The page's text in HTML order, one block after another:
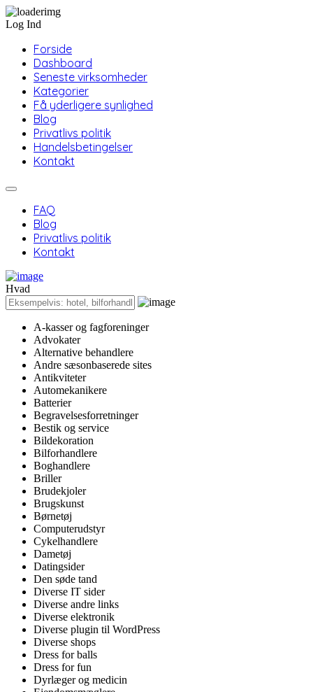
Log Ind
Forside
Dashboard
Seneste virksomheder
Kategorier
Få yderligere synlighed
Blog
Privatlivs politik
Handelsbetingelser
Kontakt
FAQ
Blog
Privatlivs politik
Kontakt
Hvad
A-kasser og fagforeninger
Advokater
Alternative behandlere
Andre sæsonbaserede sites
Antikviteter
Automekanikere
Batterier
Begravelsesforretninger
Bestik og service
Bildekoration
Bilforhandlere
Boghandlere
Briller
Brudekjoler
Brugskunst
Børnetøj
Computerudstyr
Cykelhandlere
Dametøj
Datingsider
Den søde tand
Diverse IT sider
Diverse andre links
Diverse elektronik
Diverse plugin til WordPress
Diverse shops
Dress for balls
Dress for fun
Dyrlæger og medicin